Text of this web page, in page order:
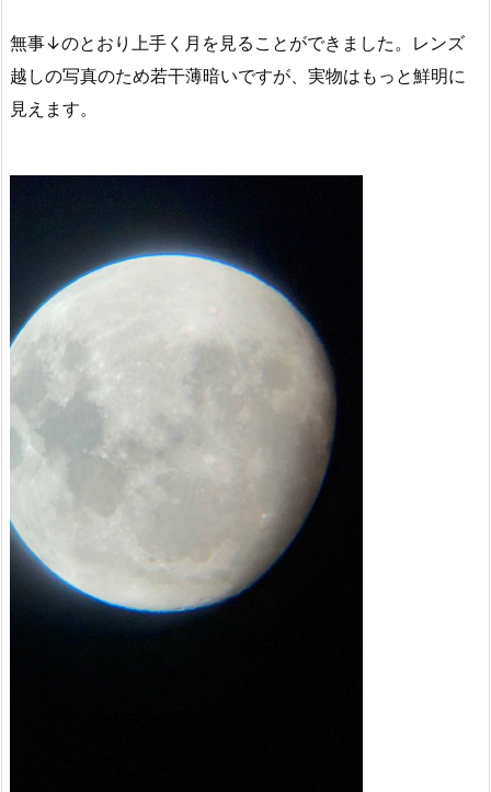
無事↓のとおり上手く月を見ることができました。レンズ
越しの写真のため若干薄暗いですが、実物はもっと鮮明に
見えます。